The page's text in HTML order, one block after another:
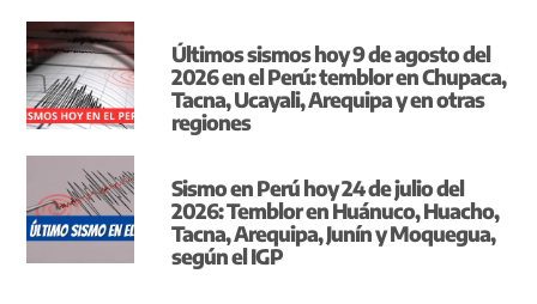
Últimos sismos hoy 9 de agosto del
2026 en el Perú: temblor en Chupaca,
Tacna, Ucayali, Arequipa y en otras
regiones
Sismo en Perú hoy 24 de julio del
2026: Temblor en Huánuco, Huacho,
Tacna, Arequipa, Junín y Moquegua,
según el IGP